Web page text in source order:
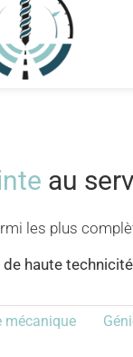
au
les plus
haute technicité
mécanique